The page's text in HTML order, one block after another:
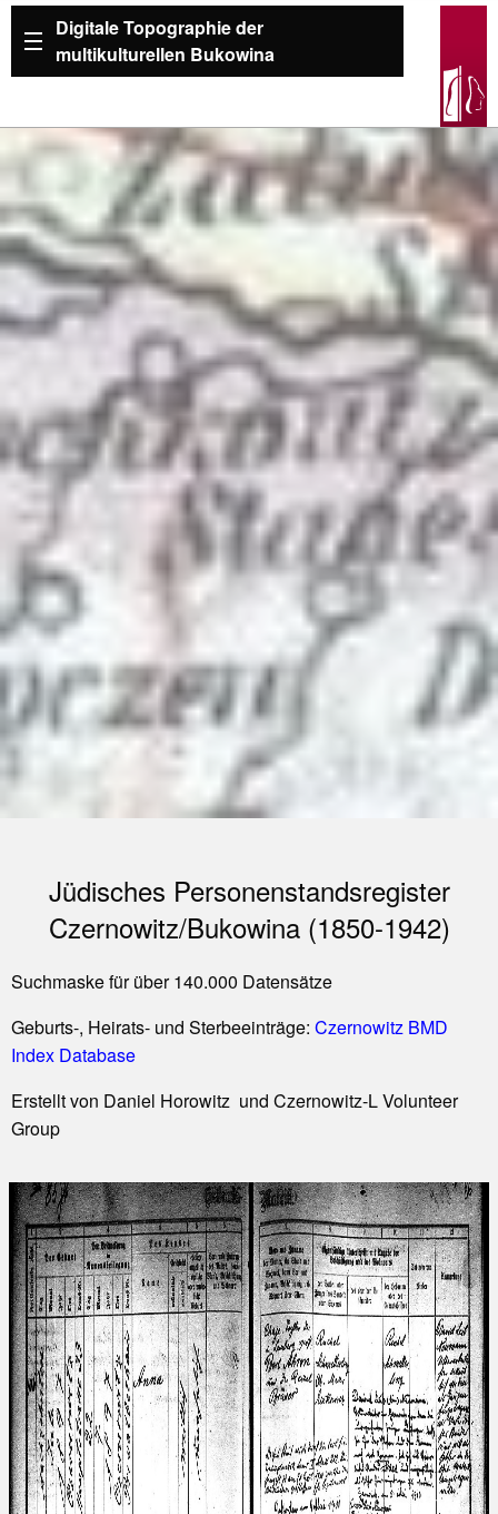
Digitale Topographie der
multikulturellen Bukowina
Jüdisches Personenstandsregister
Czernowitz/Bukowina (1850-1942)
Suchmaske für über 140.000 Datensätze
Geburts-, Heirats- und Sterbeeinträge: Czernowitz BMD
Index Database
Erstellt von Daniel Horowitz und Czernowitz-L Volunteer
Group